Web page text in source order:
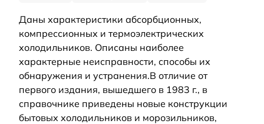
Даны характеристики абсорбционных,
компрессионных и термоэлектрических
холодильников. Описаны наиболее
характерные неисправности, способы их
обнаружения и устранения.В отличие от
первого издания, вышедшего в 1983 г., в
справочнике приведены новые конструкции
бытовых холодильников и морозильников,